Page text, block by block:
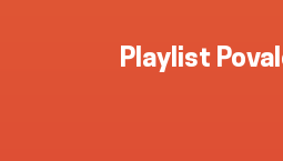
Playlist